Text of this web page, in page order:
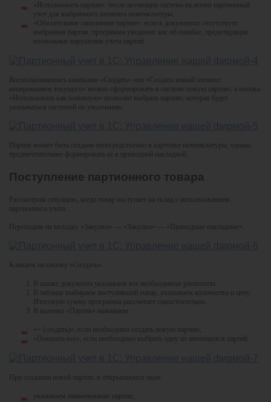
«Использовать партии»: после активации система включит партионный
учет для выбранного элемента номенклатуры;
«Обязательное заполнение партии»: если в документах отсутствует
выбранная партия, программа уведомит вас об ошибке, предотвращая
возможные нарушения учета партий.
Воспользовавшись кнопками «Создать» или «Создать новый элемент
копированием текущего» можно сформировать в системе новую партию, а кнопка
«Использовать как основную» позволит выбрать партию, которая будет
указываться системой по умолчанию.
Партия может быть создана непосредственно в карточке номенклатуры, однако
предпочтительнее формировать ее в приходной накладной.
Поступление партионного товара
Рассмотрим ситуацию, когда товар поступает на склад с использованием
партионного учета.
Переходим на вкладку «Закупки» — «Закупки» — «Приходные накладные».
Кликаем на кнопку «Создать».
В шапке документа указываем все необходимые реквизиты.
В таблице выбираем поступивший товар, указываем количество и цену.
Итоговую сумму программа рассчитает самостоятельно.
В колонке «Партия» нажимаем:
«+ (создать)», если необходимо создать новую партию;
«Показать все», если необходимо выбрать одну из имеющихся партий.
При создании новой партии, в открывшемся окне:
указываем наименование партии;